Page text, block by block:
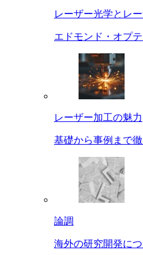
レーザー光学とレ
エドモンド・オプ
レーザー加工の魅力
基礎から事例まで
論調
海外の研究開発に